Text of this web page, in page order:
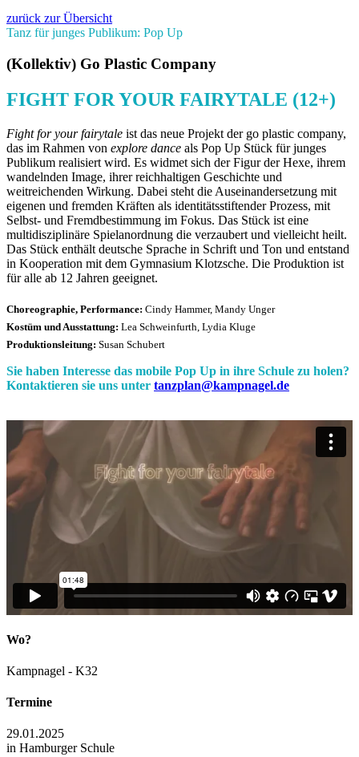
zurück zur Übersicht
Tanz für junges Publikum: Pop Up
(Kollektiv) Go Plastic Company
FIGHT FOR YOUR FAIRYTALE (12+)
Fight for your fairytale ist das neue Projekt der go plastic company,
das im Rahmen von explore dance als Pop Up Stück für junges
Publikum realisiert wird. Es widmet sich der Figur der Hexe, ihrem
wandelnden Image, ihrer reichhaltigen Geschichte und
weitreichenden Wirkung. Dabei steht die Auseinandersetzung mit
eigenen und fremden Kräften als identitätsstiftender Prozess, mit
Selbst- und Fremdbestimmung im Fokus. Das Stück ist eine
multidisziplinäre Spielanordnung die verzaubert und vielleicht heilt.
Das Stück enthält deutsche Sprache in Schrift und Ton und entstand
in Kooperation mit dem Gymnasium Klotzsche. Die Produktion ist
für alle ab 12 Jahren geeignet.
Choreographie, Performance: Cindy Hammer, Mandy Unger
Kostüm und Ausstattung: Lea Schweinfurth, Lydia Kluge
Produktionsleitung: Susan Schubert
Sie haben Interesse das mobile Pop Up in ihre Schule zu holen?
Kontaktieren sie uns unter tanzplan@kampnagel.de
Wo?
Kampnagel - K32
Termine
29.01.2025
in Hamburger Schule